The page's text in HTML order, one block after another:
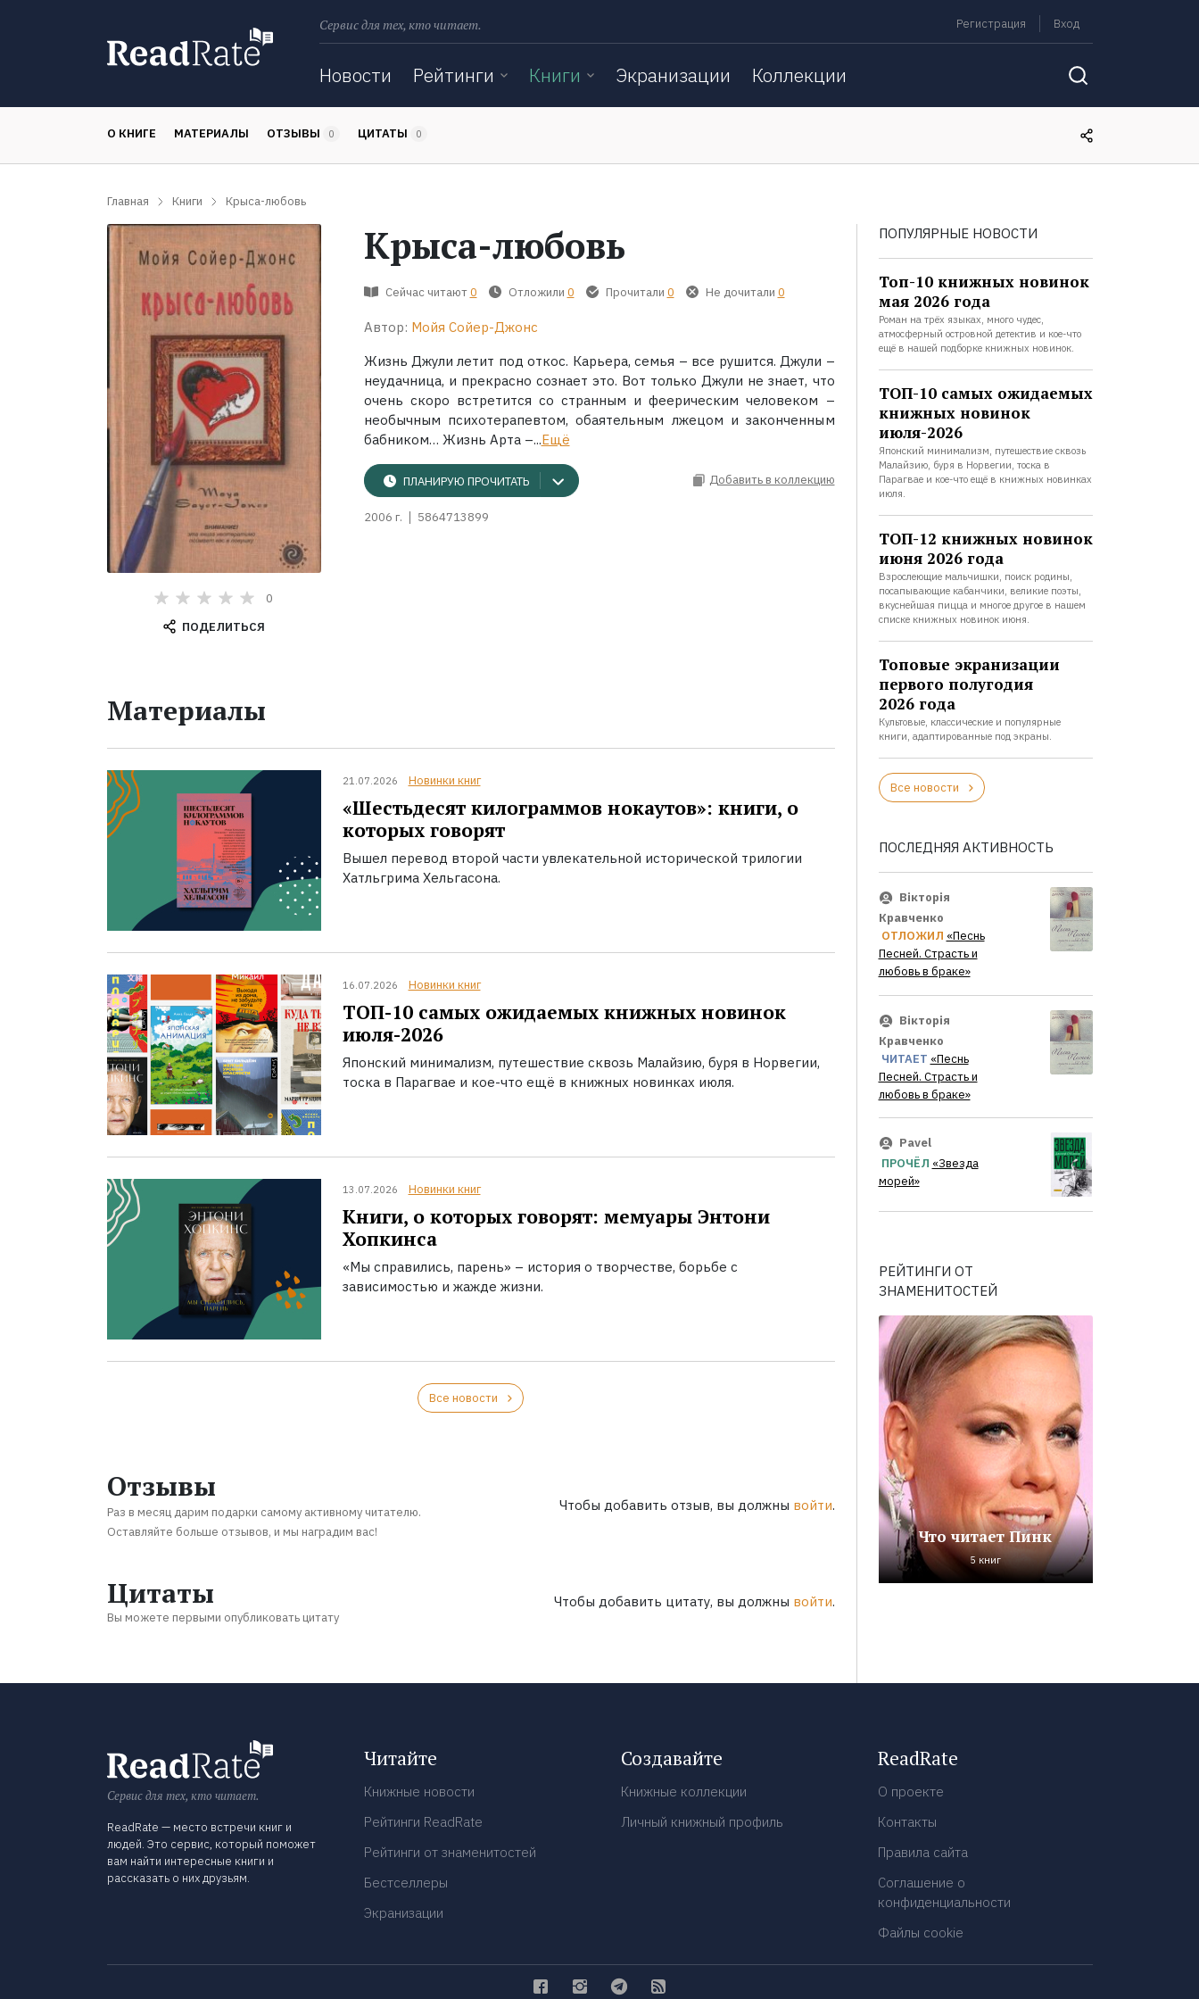
Сервис для тех, кто читает. Регистрация Вход
Новости Рейтинги Книги Экранизации Коллекции
О КНИГЕ МАТЕРИАЛЫ ОТЗЫВЫ 0 ЦИТАТЫ 0
Главная Книги Крыса-любовь
0
ПОДЕЛИТЬСЯ
Крыса-любовь
Сейчас читают 0 Отложили 0 Прочитали 0 Не дочитали 0
Автор: Мойя Сойер-Джонс
Жизнь Джули летит под откос. Карьера, семья – все рушится. Джули –
неудачница, и прекрасно сознает это. Вот только Джули не знает, что
очень скоро встретится со странным и феерическим человеком –
необычным психотерапевтом, обаятельным лжецом и законченным
бабником… Жизнь Арта –...Ещё
ПЛАНИРУЮ ПРОЧИТАТЬ Добавить в коллекцию
2006 г. 5864713899
Материалы
21.07.2026 Новинки книг
«Шестьдесят килограммов нокаутов»: книги, о
которых говорят
Вышел перевод второй части увлекательной исторической трилогии
Хатльгрима Хельгасона.
16.07.2026 Новинки книг
ТОП-10 самых ожидаемых книжных новинок
июля-2026
Японский минимализм, путешествие сквозь Малайзию, буря в Норвегии,
тоска в Парагвае и кое-что ещё в книжных новинках июля.
13.07.2026 Новинки книг
Книги, о которых говорят: мемуары Энтони
Хопкинса
«Мы справились, парень» – история о творчестве, борьбе с
зависимостью и жажде жизни.
Все новости
Отзывы
Раз в месяц дарим подарки самому активному читателю.
Оставляйте больше отзывов, и мы наградим вас!
Чтобы добавить отзыв, вы должны войти.
Цитаты
Вы можете первыми опубликовать цитату
Чтобы добавить цитату, вы должны войти.
ПОПУЛЯРНЫЕ НОВОСТИ
Топ-10 книжных новинок
мая 2026 года
Роман на трёх языках, много чудес,
атмосферный островной детектив и кое-что
ещё в нашей подборке книжных новинок.
ТОП-10 самых ожидаемых
книжных новинок
июля-2026
Японский минимализм, путешествие сквозь
Малайзию, буря в Норвегии, тоска в
Парагвае и кое-что ещё в книжных новинках
июля.
ТОП-12 книжных новинок
июня 2026 года
Взрослеющие мальчишки, поиск родины,
посапывающие кабанчики, великие поэты,
вкуснейшая пицца и многое другое в нашем
списке книжных новинок июня.
Топовые экранизации
первого полугодия
2026 года
Культовые, классические и популярные
книги, адаптированные под экраны.
Все новости
ПОСЛЕДНЯЯ АКТИВНОСТЬ
Вікторія
Кравченко
ОТЛОЖИЛ «Песнь
Песней. Страсть и
любовь в браке»
Вікторія
Кравченко
ЧИТАЕТ «Песнь
Песней. Страсть и
любовь в браке»
Pavel
ПРОЧЁЛ «Звезда
морей»
РЕЙТИНГИ ОТ
ЗНАМЕНИТОСТЕЙ
Что читает Пинк
5 книг
Сервис для тех, кто читает.
ReadRate — место встречи книг и
людей. Это сервис, который поможет
вам найти интересные книги и
рассказать о них друзьям.
Читайте
Книжные новости
Рейтинги ReadRate
Рейтинги от знаменитостей
Бестселлеры
Экранизации
Создавайте
Книжные коллекции
Личный книжный профиль
ReadRate
О проекте
Контакты
Правила сайта
Соглашение о
конфиденциальности
Файлы cookie